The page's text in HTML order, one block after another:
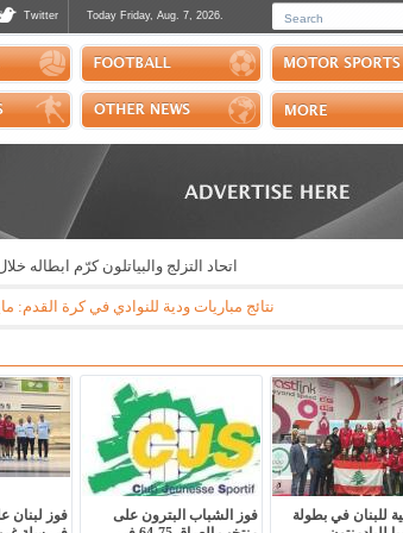
Twitter Today Friday, Aug. 7, 2026.
Polls
Scores
Handball
| اتحاد التزلج والبياتلون كرّم ابطاله خلال حفل حاشد
نتائج مباريات ودية للنوادي في كرة القدم: مايوركا - باريس سان جيرمان 3-0 * ريال بيتيس - ارسنال 3-1 * نابولي - اوساسونا 2-1 * جوفنتوس - تشيلسي 1-0 * مانشستر سيتي - نجوم
فوز الشباب البترون على
للبنان في بطولة